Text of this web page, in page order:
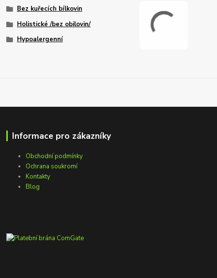
Bez kuřecích bílkovin
Holistické /bez obilovin/
Hypoalergenní
Informace pro zákazníky
Obchodní podmínky
Ochrana soukromí
Kontakty
Blog